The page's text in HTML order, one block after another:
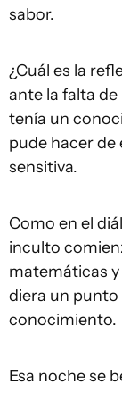
sabor.
¿Cuál es la
ante la falta de
tenía un
pude hacer de
sensitiva.
Como en el
inculto
matemáticas
diera un punto
conocimiento.
Esa noche se